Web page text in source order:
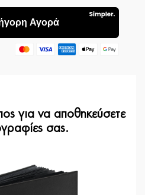
για να αποθηκεύσετε
σας.